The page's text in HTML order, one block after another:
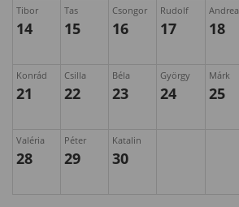
Tibor
14
Tas
15
Csongor
16
Rudolf
17
Andrea
18
Konrád
21
Csilla
22
Béla
23
György
24
Márk
25
Valéria
28
Péter
29
Katalin
30